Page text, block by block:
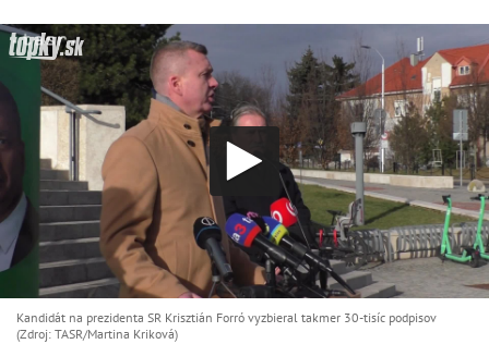
Kandidát na prezidenta SR Krisztián Forró vyzbieral takmer 30-tisíc podpisov
(Zdroj: TASR/Martina Kriková)